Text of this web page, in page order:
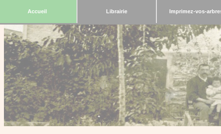
Accueil Librairie Imprimez-vos-